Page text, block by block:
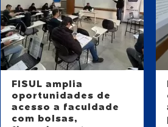
FISUL amplia
oportunidades de
acesso a faculdade
com bolsas,